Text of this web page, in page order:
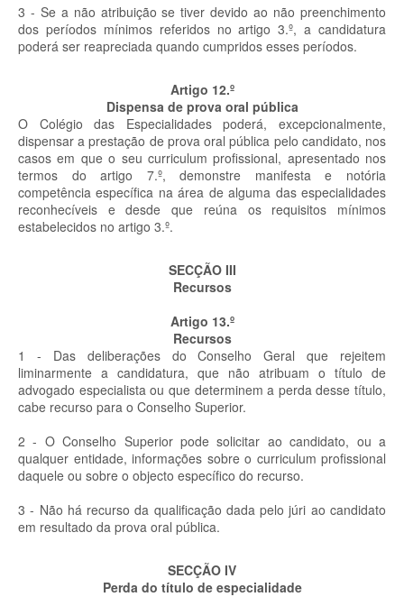
3 - Se a não atribuição se tiver devido ao não preenchimento
dos períodos mínimos referidos no artigo 3.º, a candidatura
poderá ser reapreciada quando cumpridos esses períodos.
Artigo 12.º
Dispensa de prova oral pública
O Colégio das Especialidades poderá, excepcionalmente,
dispensar a prestação de prova oral pública pelo candidato, nos
casos em que o seu curriculum profissional, apresentado nos
termos do artigo 7.º, demonstre manifesta e notória
competência específica na área de alguma das especialidades
reconhecíveis e desde que reúna os requisitos mínimos
estabelecidos no artigo 3.º.
SECÇÃO III
Recursos
Artigo 13.º
Recursos
1 - Das deliberações do Conselho Geral que rejeitem
liminarmente a candidatura, que não atribuam o título de
advogado especialista ou que determinem a perda desse título,
cabe recurso para o Conselho Superior.
2 - O Conselho Superior pode solicitar ao candidato, ou a
qualquer entidade, informações sobre o curriculum profissional
daquele ou sobre o objecto específico do recurso.
3 - Não há recurso da qualificação dada pelo júri ao candidato
em resultado da prova oral pública.
SECÇÃO IV
Perda do título de especialidade